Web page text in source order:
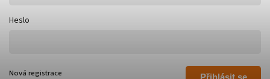
Heslo
Nová registrace